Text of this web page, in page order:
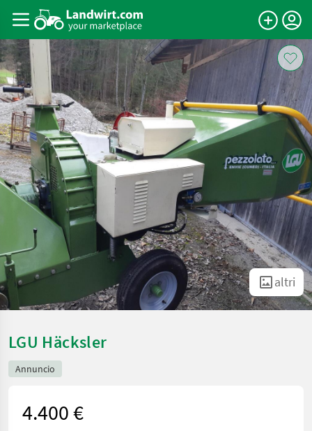
altri
LGU Häcksler
Annuncio
4.400 €